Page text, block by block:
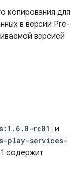
копирования для
в версии Pre-
версией
rc01 и
play-services-
содержит